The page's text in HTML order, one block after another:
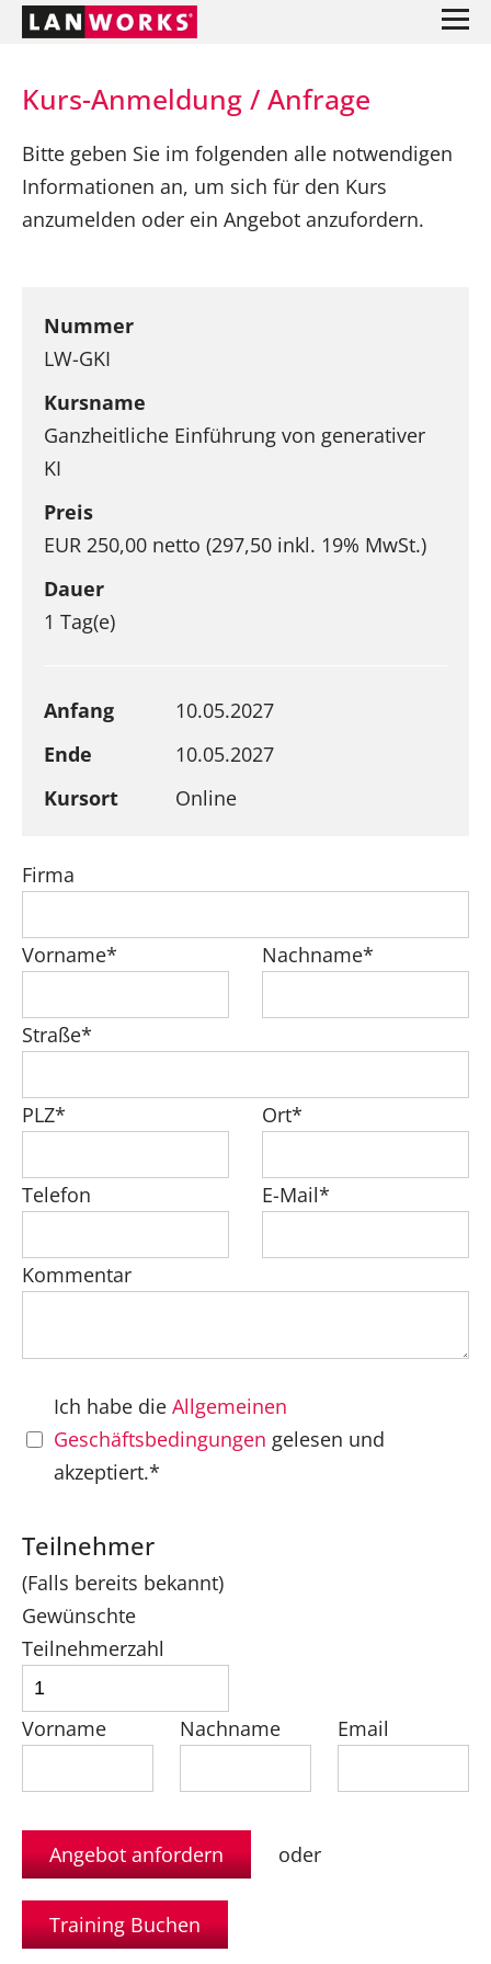
Kurs-Anmeldung / Anfrage
Bitte geben Sie im folgenden alle notwendigen
Informationen an, um sich für den Kurs
anzumelden oder ein Angebot anzufordern.
Firma
Vorname* Nachname*
Straße*
PLZ* Ort*
Telefon E-Mail*
Kommentar
Ich habe die Allgemeinen
Geschäftsbedingungen gelesen und
akzeptiert.*
Teilnehmer
(Falls bereits bekannt)
Gewünschte
Teilnehmerzahl
Vorname Nachname Email
oder
Nummer
LW-GKI
Kursname
Ganzheitliche Einführung von generativer
KI
Preis
EUR 250,00 netto (297,50 inkl. 19% MwSt.)
Dauer
1 Tag(e)
Anfang
10.05.2027
Ende
10.05.2027
Kursort
Online